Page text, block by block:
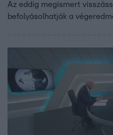
Az eddig megismert
befolyásolhatják a